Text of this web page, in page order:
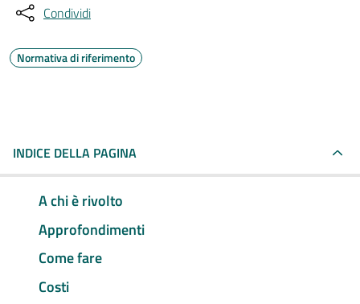
Condividi
Normativa di riferimento
INDICE DELLA PAGINA
A chi è rivolto
Approfondimenti
Come fare
Costi